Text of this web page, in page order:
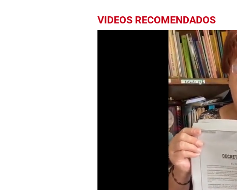
VIDEOS RECOMENDADOS